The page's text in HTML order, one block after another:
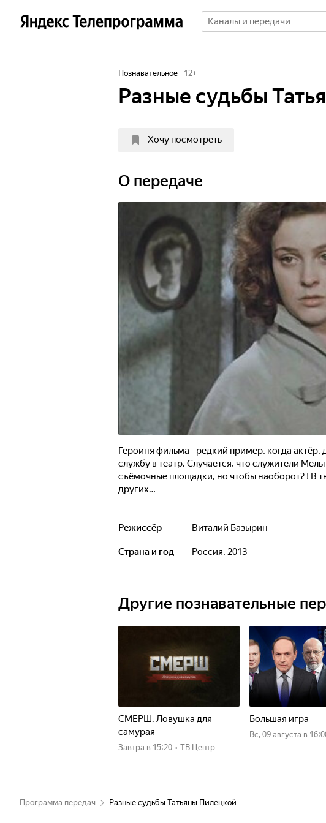
Познавательное 12+
Разные судьбы
Хочу посмотреть
О передаче
Героиня фильма - редкий пример, когда актёр,
службу в театр. Случается, что служители
съёмочные площадки, но чтобы наоборот? ! В
других…
Режиссёр Виталий Базырин
Страна и год Россия, 2013
Другие познавательные
СМЕРШ. Ловушка для
самурая
Завтра в 15:20 • ТВ Центр
Большая игра
вс, 09 августа в
Программа передач Разные судьбы Татьяны Пилецкой